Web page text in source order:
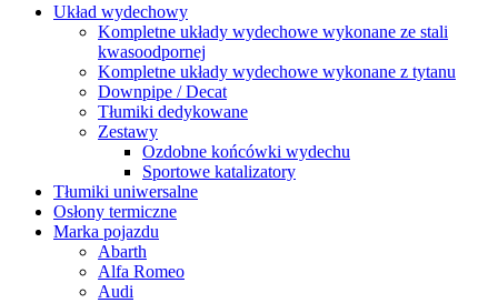
Układ wydechowy
Kompletne układy wydechowe wykonane ze stali
kwasoodpornej
Kompletne układy wydechowe wykonane z tytanu
Downpipe / Decat
Tłumiki dedykowane
Zestawy
Ozdobne końcówki wydechu
Sportowe katalizatory
Tłumiki uniwersalne
Osłony termiczne
Marka pojazdu
Abarth
Alfa Romeo
Audi